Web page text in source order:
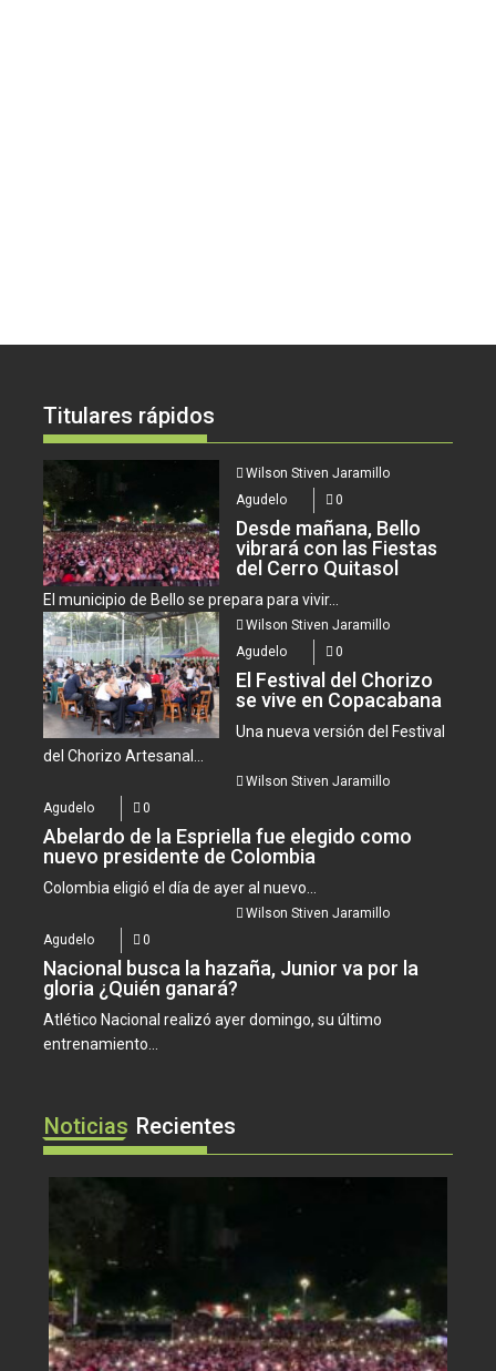
Titulares rápidos
Wilson Stiven Jaramillo
Agudelo
0
Desde mañana, Bello
vibrará con las Fiestas
del Cerro Quitasol
El municipio de Bello se prepara para vivir...
Wilson Stiven Jaramillo
Agudelo
0
El Festival del Chorizo
se vive en Copacabana
Una nueva versión del Festival
del Chorizo Artesanal...
Wilson Stiven Jaramillo
Agudelo
0
Abelardo de la Espriella fue elegido como
nuevo presidente de Colombia
Colombia eligió el día de ayer al nuevo...
Wilson Stiven Jaramillo
Agudelo
0
Nacional busca la hazaña, Junior va por la
gloria ¿Quién ganará?
Atlético Nacional realizó ayer domingo, su último
entrenamiento...
Noticias Recientes